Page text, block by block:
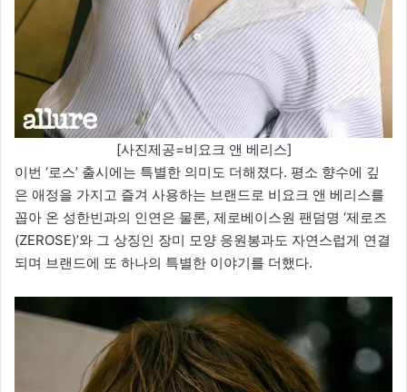
[사진제공=비요크 앤 베리스]
이번 ‘로스’ 출시에는 특별한 의미도 더해졌다. 평소 향수에 깊
은 애정을 가지고 즐겨 사용하는 브랜드로 비요크 앤 베리스를
꼽아 온 성한빈과의 인연은 물론, 제로베이스원 팬덤명 ‘제로즈
(ZEROSE)’와 그 상징인 장미 모양 응원봉과도 자연스럽게 연결
되며 브랜드에 또 하나의 특별한 이야기를 더했다.